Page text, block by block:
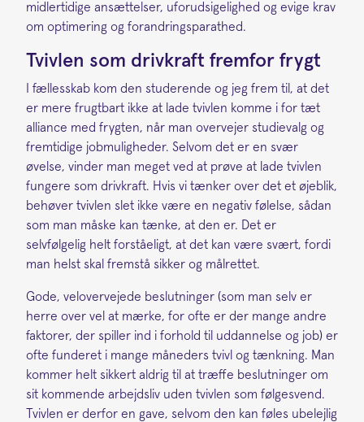
midlertidige ansættelser, uforudsigelighed og evige krav
om optimering og forandringsparathed.
Tvivlen som drivkraft fremfor frygt
I fællesskab kom den studerende og jeg frem til, at det
er mere frugtbart ikke at lade tvivlen komme i for tæt
alliance med frygten, når man overvejer studievalg og
fremtidige jobmuligheder. Selvom det er en svær
øvelse, vinder man meget ved at prøve at lade tvivlen
fungere som drivkraft. Hvis vi tænker over det et øjeblik,
behøver tvivlen slet ikke være en negativ følelse, sådan
som man måske kan tænke, at den er. Det er
selvfølgelig helt forståeligt, at det kan være svært, fordi
man helst skal fremstå sikker og målrettet.
Gode, velovervejede beslutninger (som man selv er
herre over vel at mærke, for ofte er der mange andre
faktorer, der spiller ind i forhold til uddannelse og job) er
ofte funderet i mange måneders tvivl og tænkning. Man
kommer helt sikkert aldrig til at træffe beslutninger om
sit kommende arbejdsliv uden tvivlen som følgesvend.
Tvivlen er derfor en gave, selvom den kan føles ubelejlig